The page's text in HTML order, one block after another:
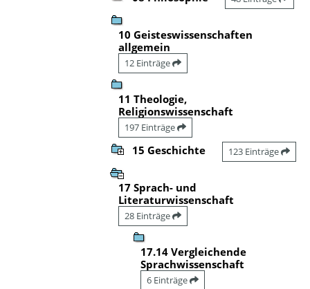
10 Geisteswissenschaften
allgemein
12 Einträge
11 Theologie,
Religionswissenschaft
197 Einträge
15 Geschichte 123 Einträge
17 Sprach- und
Literaturwissenschaft
28 Einträge
17.14 Vergleichende
Sprachwissenschaft
6 Einträge